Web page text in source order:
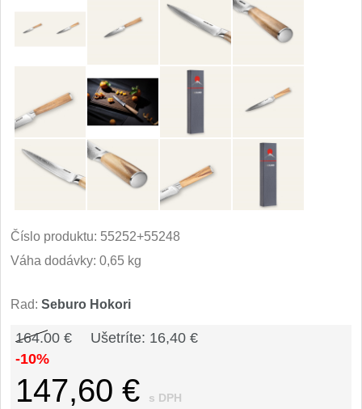
Taktické 3
Turistické
Speciální 4
Taktické
Špeciálne nože
Číslo produktu: 55252+55248
Váha dodávky: 0,65 kg
Rad: Seburo Hokori
164.00 € Ušetríte: 16,40 €
-10%
147,60 € s DPH